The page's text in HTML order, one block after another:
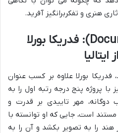
هنری و تفکربرانگیز آفرید.
ط. مستند (Documentary): فدریکا بورلا
بورلا علاوه بر کسب عنوان
پروژه پنج درجه رتبه اول را به
مهر تاییدی بر قدرت و
است، جایی که او توانسته با
هند را به تصویر بکشد و آن را به